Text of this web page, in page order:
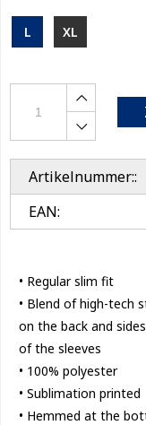
L XL
Artikelnummer::
EAN:
• Regular slim fit
• Blend of high-tech
on the back and
of the sleeves
• 100% polyester
• Sublimation printed
• Hemmed at the